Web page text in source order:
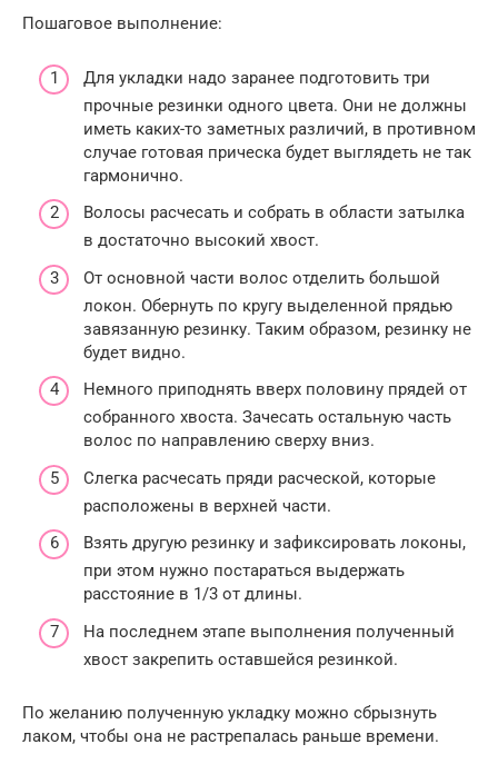
Пошаговое выполнение:
Для укладки надо заранее подготовить три
прочные резинки одного цвета. Они не должны
иметь каких-то заметных различий, в противном
случае готовая прическа будет выглядеть не так
гармонично.
Волосы расчесать и собрать в области затылка
в достаточно высокий хвост.
От основной части волос отделить большой
локон. Обернуть по кругу выделенной прядью
завязанную резинку. Таким образом, резинку не
будет видно.
Немного приподнять вверх половину прядей от
собранного хвоста. Зачесать остальную часть
волос по направлению сверху вниз.
Слегка расчесать пряди расческой, которые
расположены в верхней части.
Взять другую резинку и зафиксировать локоны,
при этом нужно постараться выдержать
расстояние в 1/3 от длины.
На последнем этапе выполнения полученный
хвост закрепить оставшейся резинкой.
По желанию полученную укладку можно сбрызнуть
лаком, чтобы она не растрепалась раньше времени.